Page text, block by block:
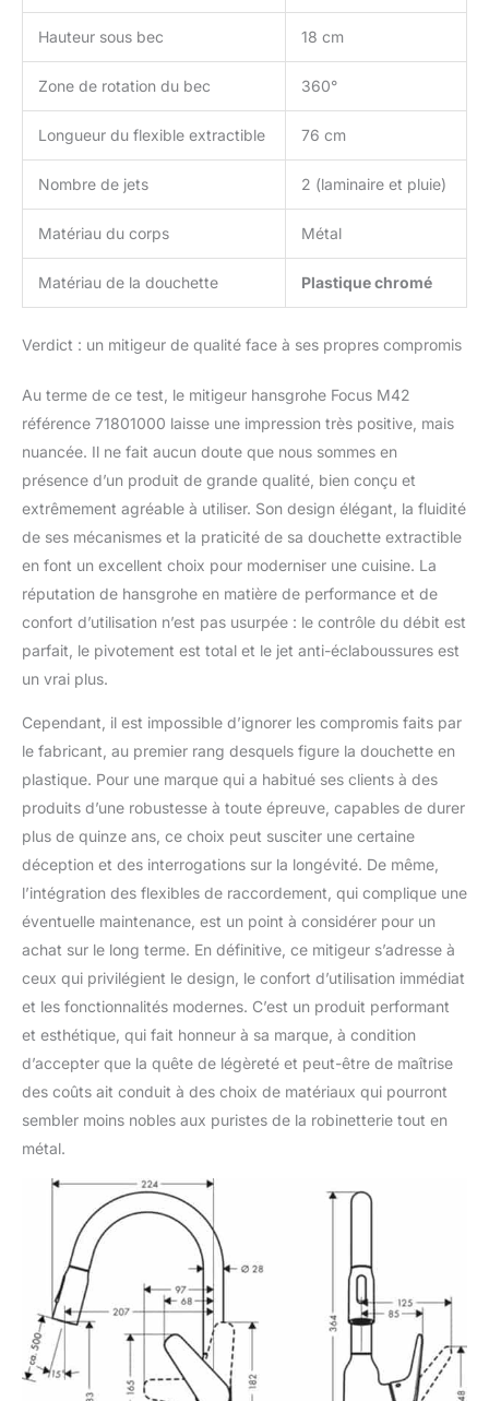
Hauteur sous bec 18 cm
Zone de rotation du bec 360°
Longueur du flexible extractible 76 cm
Nombre de jets 2 (laminaire et pluie)
Matériau du corps Métal
Matériau de la douchette Plastique chromé
Verdict : un mitigeur de qualité face à ses propres compromis
Au terme de ce test, le mitigeur hansgrohe Focus M42
référence 71801000 laisse une impression très positive, mais
nuancée. Il ne fait aucun doute que nous sommes en
présence d’un produit de grande qualité, bien conçu et
extrêmement agréable à utiliser. Son design élégant, la fluidité
de ses mécanismes et la praticité de sa douchette extractible
en font un excellent choix pour moderniser une cuisine. La
réputation de hansgrohe en matière de performance et de
confort d’utilisation n’est pas usurpée : le contrôle du débit est
parfait, le pivotement est total et le jet anti-éclaboussures est
un vrai plus.
Cependant, il est impossible d’ignorer les compromis faits par
le fabricant, au premier rang desquels figure la douchette en
plastique. Pour une marque qui a habitué ses clients à des
produits d’une robustesse à toute épreuve, capables de durer
plus de quinze ans, ce choix peut susciter une certaine
déception et des interrogations sur la longévité. De même,
l’intégration des flexibles de raccordement, qui complique une
éventuelle maintenance, est un point à considérer pour un
achat sur le long terme. En définitive, ce mitigeur s’adresse à
ceux qui privilégient le design, le confort d’utilisation immédiat
et les fonctionnalités modernes. C’est un produit performant
et esthétique, qui fait honneur à sa marque, à condition
d’accepter que la quête de légèreté et peut-être de maîtrise
des coûts ait conduit à des choix de matériaux qui pourront
sembler moins nobles aux puristes de la robinetterie tout en
métal.